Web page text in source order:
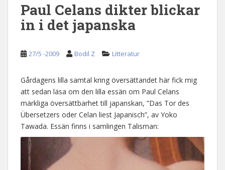
Paul Celans dikter blickar
in i det japanska
27/5 -2009 Bodil Z Litteratur
Gårdagens lilla samtal kring översättandet här fick mig
att sedan läsa om den lilla essän om Paul Celans
märkliga översättbarhet till japanskan, ”Das Tor des
Übersetzers oder Celan liest Japanisch”, av Yoko
Tawada. Essän finns i samlingen Talisman: